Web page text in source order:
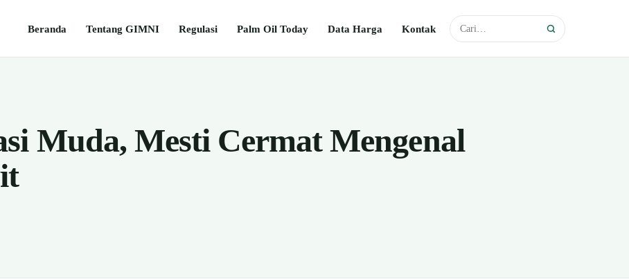
Beranda Tentang GIMNI Regulasi Palm Oil Today Data Harga Kontak
Muda, Mesti Cermat Mengenal